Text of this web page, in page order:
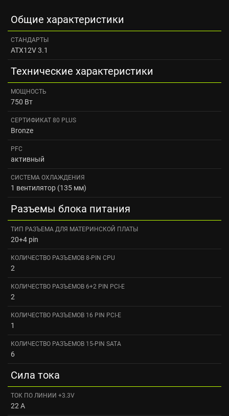
Общие характеристики
СТАНДАРТЫ
ATX12V 3.1
Технические характеристики
МОЩНОСТЬ
750 Вт
СЕРТИФИКАТ 80 PLUS
Bronze
PFC
активный
СИСТЕМА ОХЛАЖДЕНИЯ
1 вентилятор (135 мм)
Разъемы блока питания
ТИП РАЗЪЕМА ДЛЯ МАТЕРИНСКОЙ ПЛАТЫ
20+4 pin
КОЛИЧЕСТВО РАЗЪЕМОВ 8-PIN CPU
2
КОЛИЧЕСТВО РАЗЪЕМОВ 6+2 PIN PCI-E
2
КОЛИЧЕСТВО РАЗЪЕМОВ 16 PIN PCI-E
1
КОЛИЧЕСТВО РАЗЪЕМОВ 15-PIN SATA
6
Сила тока
ТОК ПО ЛИНИИ +3.3V
22 A